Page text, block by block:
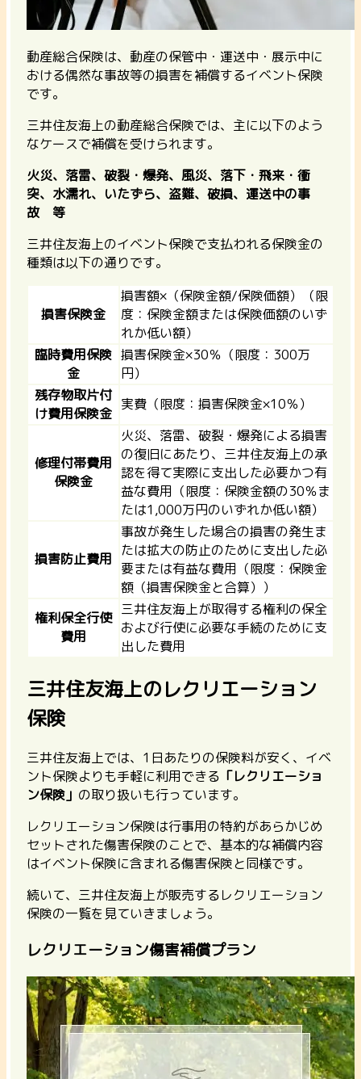
動産総合保険は、動産の保管中・運送中・展示中に
おける偶然な事故等の損害を補償するイベント保険
です。
三井住友海上の動産総合保険では、主に以下のよう
なケースで補償を受けられます。
火災、落雷、破裂・爆発、風災、落下・飛来・衝
突、水濡れ、いたずら、盗難、破損、運送中の事
故 等
三井住友海上のイベント保険で支払われる保険金の
種類は以下の通りです。
損害保険金
損害額×（保険金額/保険価額）（限
度：保険金額または保険価額のいず
れか低い額）
臨時費用保険
金
損害保険金×30％（限度：300万
円）
残存物取片付
け費用保険金
実費（限度：損害保険金×10％）
修理付帯費用
保険金
火災、落雷、破裂・爆発による損害
の復旧にあたり、三井住友海上の承
認を得て実際に支出した必要かつ有
益な費用（限度：保険金額の30％ま
たは1,000万円のいずれか低い額）
損害防止費用
事故が発生した場合の損害の発生ま
たは拡大の防止のために支出した必
要または有益な費用（限度：保険金
額（損害保険金と合算））
権利保全行使
費用
三井住友海上が取得する権利の保全
および行使に必要な手続のために支
出した費用
三井住友海上のレクリエーション
保険
三井住友海上では、1日あたりの保険料が安く、イベ
ント保険よりも手軽に利用できる 「レクリエーショ
ン保険」 の取り扱いも行っています。
レクリエーション保険は行事用の特約があらかじめ
セットされた傷害保険のことで、基本的な補償内容
はイベント保険に含まれる傷害保険と同様です。
続いて、三井住友海上が販売するレクリエーション
保険の一覧を見ていきましょう。
レクリエーション傷害補償プラン